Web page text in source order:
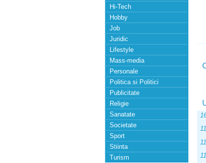
Hi-Tech
Hobby
Job
Juridic
Lifestyle
Mass-media
Personale
Politica si Politici
Publicitate
Religie
Sanatate
Societate
Sport
Stiinta
Turism